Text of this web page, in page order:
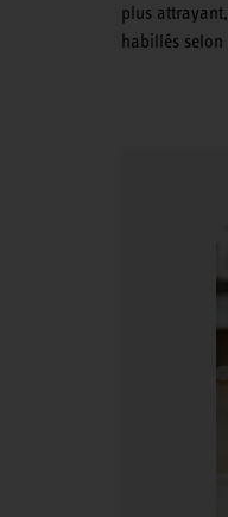
plus
habillés